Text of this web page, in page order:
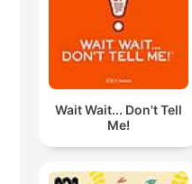
Wait Wait... Don't Tell
Me!